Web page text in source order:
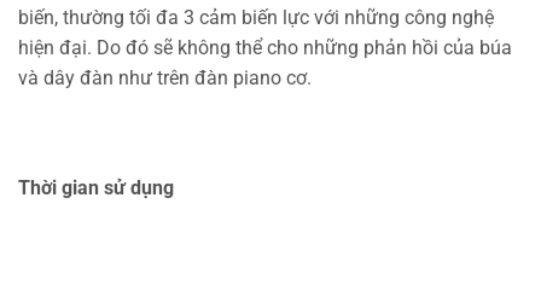
biến, thường tối đa 3 cảm biến lực với những công nghệ
hiện đại. Do đó sẽ không thể cho những phản hồi của búa
và dây đàn như trên đàn piano cơ.
Thời gian sử dụng